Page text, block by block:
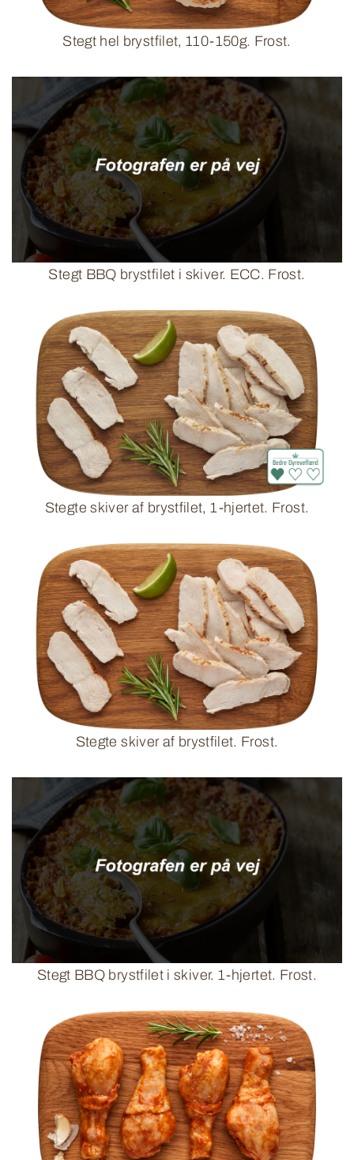
Stegt hel brystfilet, 110-150g. Frost.
Stegt BBQ brystfilet i skiver. ECC. Frost.
Stegte skiver af brystfilet, 1-hjertet. Frost.
Stegte skiver af brystfilet. Frost.
Stegt BBQ brystfilet i skiver. 1-hjertet. Frost.